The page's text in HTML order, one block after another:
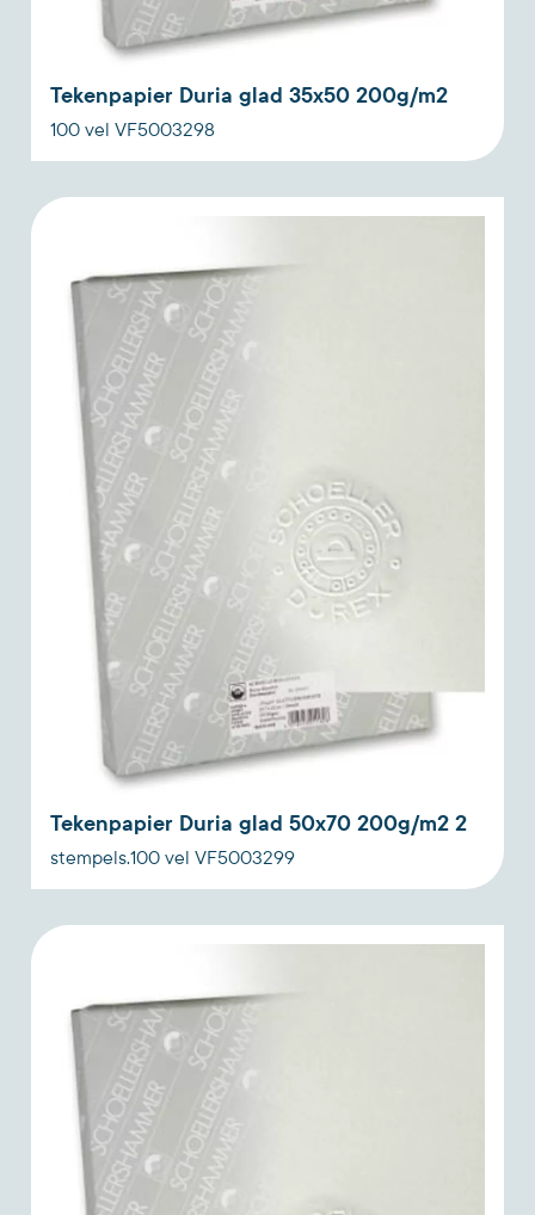
Tekenpapier Duria glad 35x50 200g/m2
100 vel VF5003298
Tekenpapier Duria glad 50x70 200g/m2 2
stempels.100 vel VF5003299